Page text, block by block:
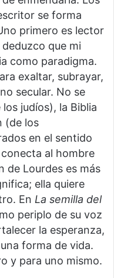
se forma
primero es lector
que mi
como paradigma.
exaltar, subrayar,
secular. No se
judíos), la Biblia
(de los
en el sentido
al hombre
de Lourdes es más
ella quiere
En La semilla del
periplo de su voz
la esperanza,
forma de vida.
y para uno mismo.